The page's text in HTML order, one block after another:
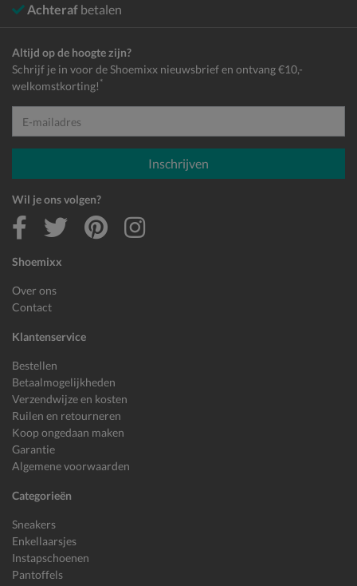
Achteraf betalen
Shoemixx
Over ons
Contact
Klantenservice
Bestellen
Betaalmogelijkheden
Verzendwijze en kosten
Ruilen en retourneren
Koop ongedaan maken
Garantie
Algemene voorwaarden
Categorieën
Sneakers
Enkellaarsjes
Instapschoenen
Pantoffels
Altijd op de hoogte zijn?
Schrijf je in voor de Shoemixx nieuwsbrief en ontvang €10,-
welkomstkorting! *
E-mailadres
Inschrijven
Wil je ons volgen?